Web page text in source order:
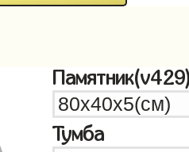
Тумба